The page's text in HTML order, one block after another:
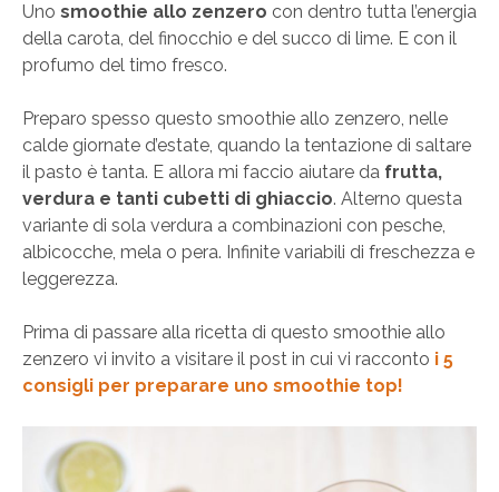
Uno smoothie allo zenzero con dentro tutta l’energia
della carota, del finocchio e del succo di lime. E con il
profumo del timo fresco.
Preparo spesso questo smoothie allo zenzero, nelle
calde giornate d’estate, quando la tentazione di saltare
il pasto è tanta. E allora mi faccio aiutare da frutta,
verdura e tanti cubetti di ghiaccio. Alterno questa
variante di sola verdura a combinazioni con pesche,
albicocche, mela o pera. Infinite variabili di freschezza e
leggerezza.
Prima di passare alla ricetta di questo smoothie allo
zenzero vi invito a visitare il post in cui vi racconto i 5
consigli per preparare uno smoothie top!